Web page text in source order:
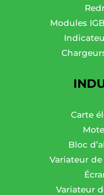
Modules
Carte
Bloc
Variateur de
Variateur